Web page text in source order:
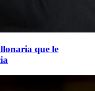
que le